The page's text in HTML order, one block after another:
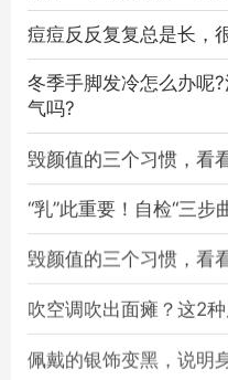
痘痘反反复复总是长，
冬季手脚发冷怎么办呢
气吗?
毁颜值的三个习惯，看
“乳”此重要！自检“三步
毁颜值的三个习惯，看
吹空调吹出面瘫？这2
佩戴的银饰变黑，说明